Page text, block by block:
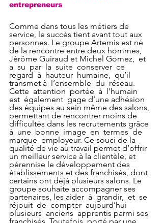
entrepreneurs
Comme dans tous les métiers de
service, le succès tient avant tout aux
personnes. Le groupe Artemis est né
de la rencontre entre deux hommes,
Jérôme Guiraud et Michel Gomez,  et
a  su  par  la  suite  conserver  ce
regard  à  hauteur  humaine,  qu’il
transmet à  l’ensemble  du  réseau.
Cette  attention  portée  à  l’humain
est  également  gage d’une adhésion
des équipes au sein même des salons,
permettant de rencontrer moins de
difficultés dans les recrutements grâce
à  une  bonne  image  en  termes  de
marque  employeur. Ce souci de la
qualité de vie au travail permet d’offrir
un meilleur service à la clientèle, et
pérennise le développement des
établissements et des franchisés, dont
certains ont déjà plusieurs salons. Le
groupe souhaite accompagner ses
partenaires, les aider  à  grandir,  et  se
réjouit  de  compter  aujourd’hui
plusieurs  anciens  apprentis parmi ses